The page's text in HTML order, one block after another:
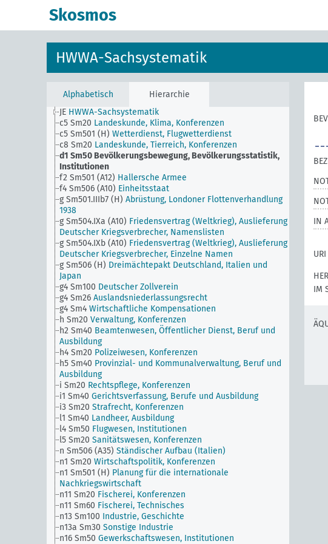
Skosmos
HWWA-Sachsystematik
Alphabetisch
Hierarchie
JE HWWA-Sachsystematik
c5 Sm20 Landeskunde, Klima, Konferenzen
c5 Sm501 (H) Wetterdienst, Flugwetterdienst
c8 Sm20 Landeskunde, Tierreich, Konferenzen
d1 Sm50 Bevölkerungsbewegung, Bevölkerungsstatistik,
Institutionen
f2 Sm501 (A12) Hallersche Armee
f4 Sm506 (A10) Einheitsstaat
g Sm501.IIIb7 (H) Abrüstung, Londoner Flottenverhandlung
1938
g Sm504.IXa (A10) Friedensvertrag (Weltkrieg), Auslieferung
Deutscher Kriegsverbrecher, Namenslisten
g Sm504.IXb (A10) Friedensvertrag (Weltkrieg), Auslieferung
Deutscher Kriegsverbrecher, Einzelne Namen
g Sm506 (H) Dreimächtepakt Deutschland, Italien und
Japan
g4 Sm100 Deutscher Zollverein
g4 Sm26 Auslandsniederlassungsrecht
g4 Sm4 Wirtschaftliche Kompensationen
h Sm20 Verwaltung, Konferenzen
h2 Sm40 Beamtenwesen, Öffentlicher Dienst, Beruf und
Ausbildung
h4 Sm20 Polizeiwesen, Konferenzen
h5 Sm40 Provinzial- und Kommunalverwaltung, Beruf und
Ausbildung
i Sm20 Rechtspflege, Konferenzen
i1 Sm40 Gerichtsverfassung, Berufe und Ausbildung
i3 Sm20 Strafrecht, Konferenzen
l1 Sm40 Landheer, Ausbildung
l4 Sm50 Flugwesen, Institutionen
l5 Sm20 Sanitätswesen, Konferenzen
n Sm506 (A35) Ständischer Aufbau (Italien)
n1 Sm20 Wirtschaftspolitik, Konferenzen
n1 Sm501 (H) Planung für die internationale
Nachkriegswirtschaft
n11 Sm20 Fischerei, Konferenzen
n11 Sm60 Fischerei, Technisches
n13 Sm100 Industrie, Geschichte
n13a Sm30 Sonstige Industrie
n16 Sm50 Gewerkschaftswesen, Institutionen
IN
URI
IM